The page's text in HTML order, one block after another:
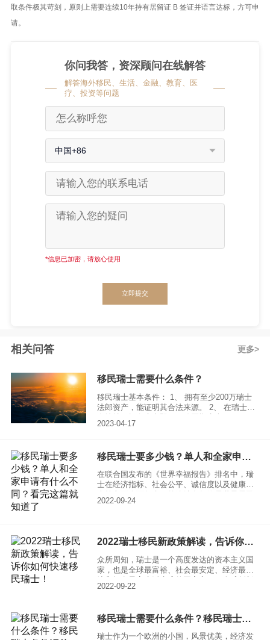
取条件极其苛刻，原则上需要连续10年持有居留证 B 签证并语言达标，方可申
请。
你问我答，资深顾问在线解答
解答海外移民、生活、金融、教育、医
疗、投资等问题
中国+86
*信息已加密，请放心使用
立即提交
相关问答 更多
移民瑞士需要什么条件？
移民瑞士基本条件： 1、 拥有至少200万瑞士
法郎资产，能证明其合法来源。 2、 在瑞士拥
3、 在瑞士交纳所得税：55岁以上25万瑞士法
2023-04-17
在联合国发布的《世界幸福报告》排名中，瑞
士在经济指标、社会公平、诚信度以及健康医
幸福感最高的国家。因此，瑞士也成为很多富
瑞士是欧洲中部一个小小的山国，被阿尔卑斯
群山环绕，景色优美，空气清新，人们过着安
逸恬静的生活，这样的安居乐业之地令世人无
限向往，那移民瑞士要多少钱？需要什么条
件？
2022-09-24
2022瑞士移民新政策解读，告诉你如何快速移民瑞士！
众所周知，瑞士是一个高度发达的资本主义国
家，也是全球最富裕、社会最安定、经济最发
指数位列第一，作为世界上最为稳定的经济体
2022-09-22
移民瑞士需要什么条件？移民瑞士条件汇总！
瑞士作为一个欧洲的小国，风景优美，经济发